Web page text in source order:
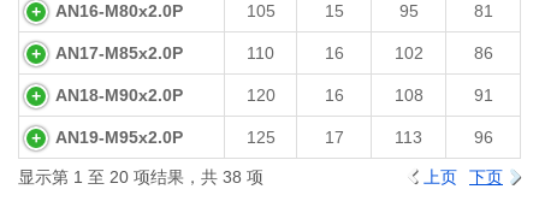
AN16-M80x2.0P 105 15 95 81
AN17-M85x2.0P 110 16 102 86
AN18-M90x2.0P 120 16 108 91
AN19-M95x2.0P 125 17 113 96
显示第 1 至 20 项结果，共 38 项 上页 下页